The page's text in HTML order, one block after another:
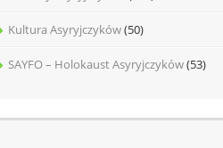
Kultura Asyryjczyków(50)
SAYFO – Holokaust Asyryjczyków(53)